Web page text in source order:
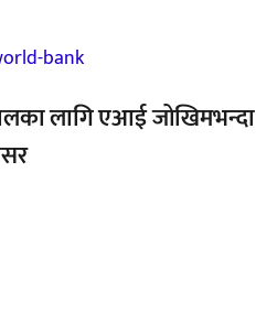
लागि एआई जोखिमभन्दा